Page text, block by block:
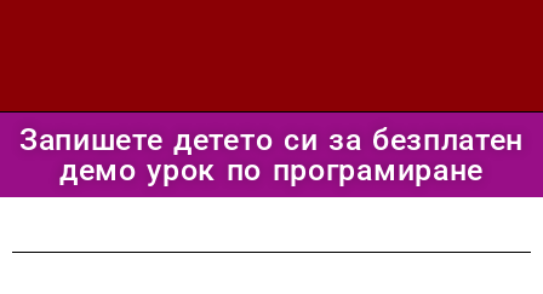
Запишете детето си за безплатен
демо урок по програмиране